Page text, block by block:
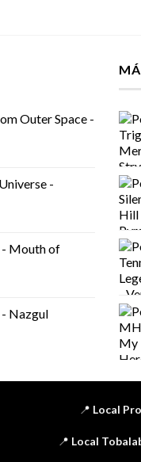
Outer Space -
-
Mouth of
Nazgul
📍 Local
📍 Local